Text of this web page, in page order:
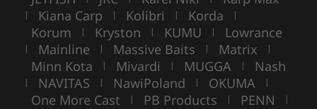
| Kiana Carp | Kolibri | Korda |
Korum | Kryston | KUMU | Lowrance
| Mainline | Massive Baits | Matrix |
Minn Kota | Mivardi | MUGGA | Nash
| NAVITAS | NawiPoland | OKUMA |
One More Cast | PB Products | PENN |